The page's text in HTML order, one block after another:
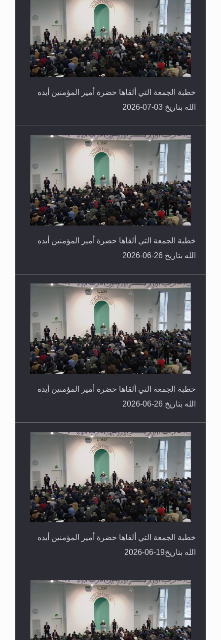
خطبة الجمعة التي ألقاها حضرة أمير المؤمنين أيده
الله بتاريخ 03-07-2026
خطبة الجمعة التي ألقاها حضرة أمير المؤمنين أيده
الله بتاريخ 26-06-2026
خطبة الجمعة التي ألقاها حضرة أمير المؤمنين أيده
الله بتاريخ 26-06-2026
خطبة الجمعة التي ألقاها حضرة أمير المؤمنين أيده
الله بتاريخ19-06-2026